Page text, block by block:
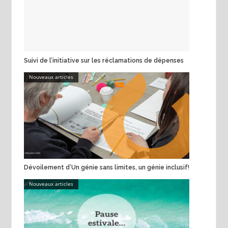
Suivi de l’initiative sur les réclamations de dépenses
Nouveaux articles
Dévoilement d’Un génie sans limites, un génie inclusif!
Nouveaux articles